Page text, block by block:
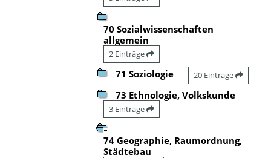
70 Sozialwissenschaften
allgemein
2 Einträge
71 Soziologie 20 Einträge
73 Ethnologie, Volkskunde
3 Einträge
74 Geographie, Raumordnung,
Städtebau